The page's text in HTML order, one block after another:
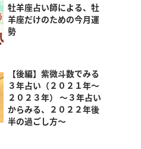
牡羊座占い師による、牡
羊座だけのための今月運
勢
【後編】紫微斗数でみる
３年占い（２０２１年～
２０２３年） ～３年占い
からみる、２０２２年後
半の過ごし方～